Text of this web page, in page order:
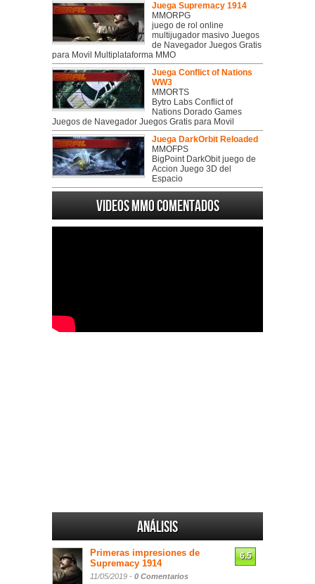
Juega Supremacy 1914
MMORPG
juego de rol online
multijugador masivo Juegos
de Navegador Juegos Gratis
para Movil Multiplataforma MMO
Juega Conflict of Nations
WW3
MMORTS
Bytro Labs Conflict of
Nations Dorado Games
Juegos de Navegador Juegos Gratis para Movil
Juega DarkOrbit Reloaded
MMOFPS
BigPoint DarkObit juego de
Accion Juego 3D del
Espacio
Videos MMO Comentados
Análisis
Primeras impresiones de
Supremacy 1914
11/05/2019 - 0 Comentarios
6.5